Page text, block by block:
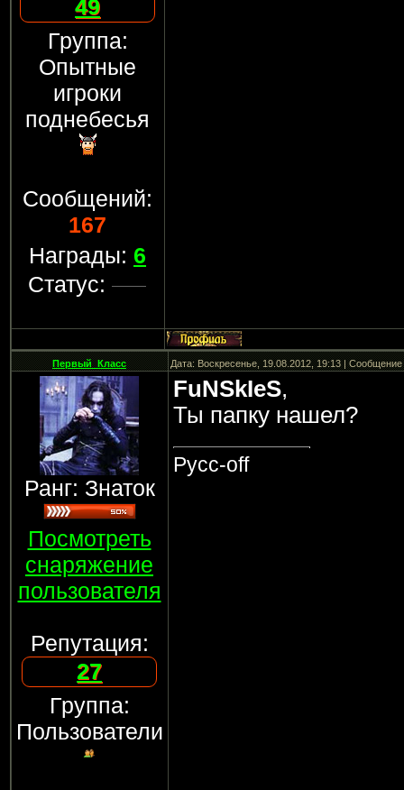
49
Группа:
Опытные
игроки
поднебесья
Сообщений:
167
Награды: 6
Статус:
Первый_Класс Дата: Воскресенье, 19.08.2012, 19:13 |
Ранг: Знаток
Посмотреть
снаряжение
пользователя
Репутация:
27
Группа:
Пользователи
FuNSkIeS,
Ты папку нашел?
Русс-off